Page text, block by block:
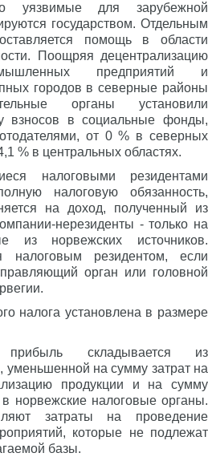
уязвимые для зарубежной
государством. Отдельным
помощь в области
Поощряя децентрализацию
предприятий и
городов в северные районы
органы установили
взносов в социальные фонды,
от 0 % в северных
% в центральных областях.
налоговыми резидентами
налоговую обязанность,
на доход, полученный из
нерезиденты - только на
из норвежских источников.
налоговым резидентом, если
орган или головной
налога установлена в размере
прибыль складывается из
уменьшенной на сумму затрат на
продукции и на сумму
норвежские налоговые органы.
затраты на проведение
которые не подлежат
базы.